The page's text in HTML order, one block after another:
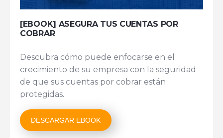
[EBOOK] ASEGURA TUS CUENTAS POR
COBRAR
Descubra cómo puede enfocarse en el
crecimiento de su empresa con la seguridad
de que sus cuentas por cobrar están
protegidas.
DESCARGAR EBOOK